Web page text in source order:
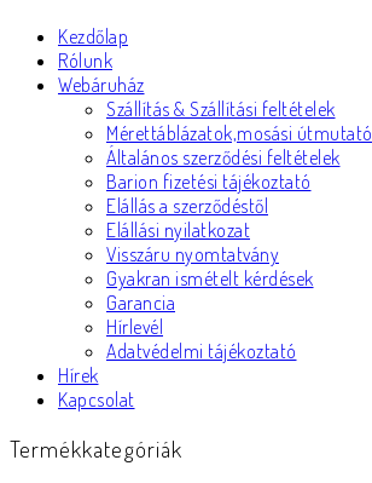
Kezdőlap
Rólunk
Webáruház
Szállítás & Szállítási feltételek
Mérettáblázatok,mosási útmutató
Általános szerződési feltételek
Barion fizetési tájékoztató
Elállás a szerződéstől
Elállási nyilatkozat
Visszáru nyomtatvány
Gyakran ismételt kérdések
Garancia
Hírlevél
Adatvédelmi tájékoztató
Hírek
Kapcsolat
Termékkategóriák